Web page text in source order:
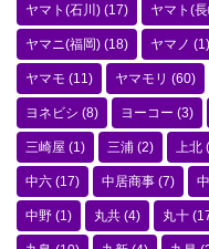
ヤマト(石川) (17) ヤマト(
ヤマニ(福岡) (18) ヤマノ (1)
ヤマモ (11) ヤマモリ (60)
ヨネビシ (8) ヨーコー (3)
三崎屋 (1) 三浦 (2) 上北
中六 (17) 中居商事 (7)
中野 (1) 丸共 (4) 丸十